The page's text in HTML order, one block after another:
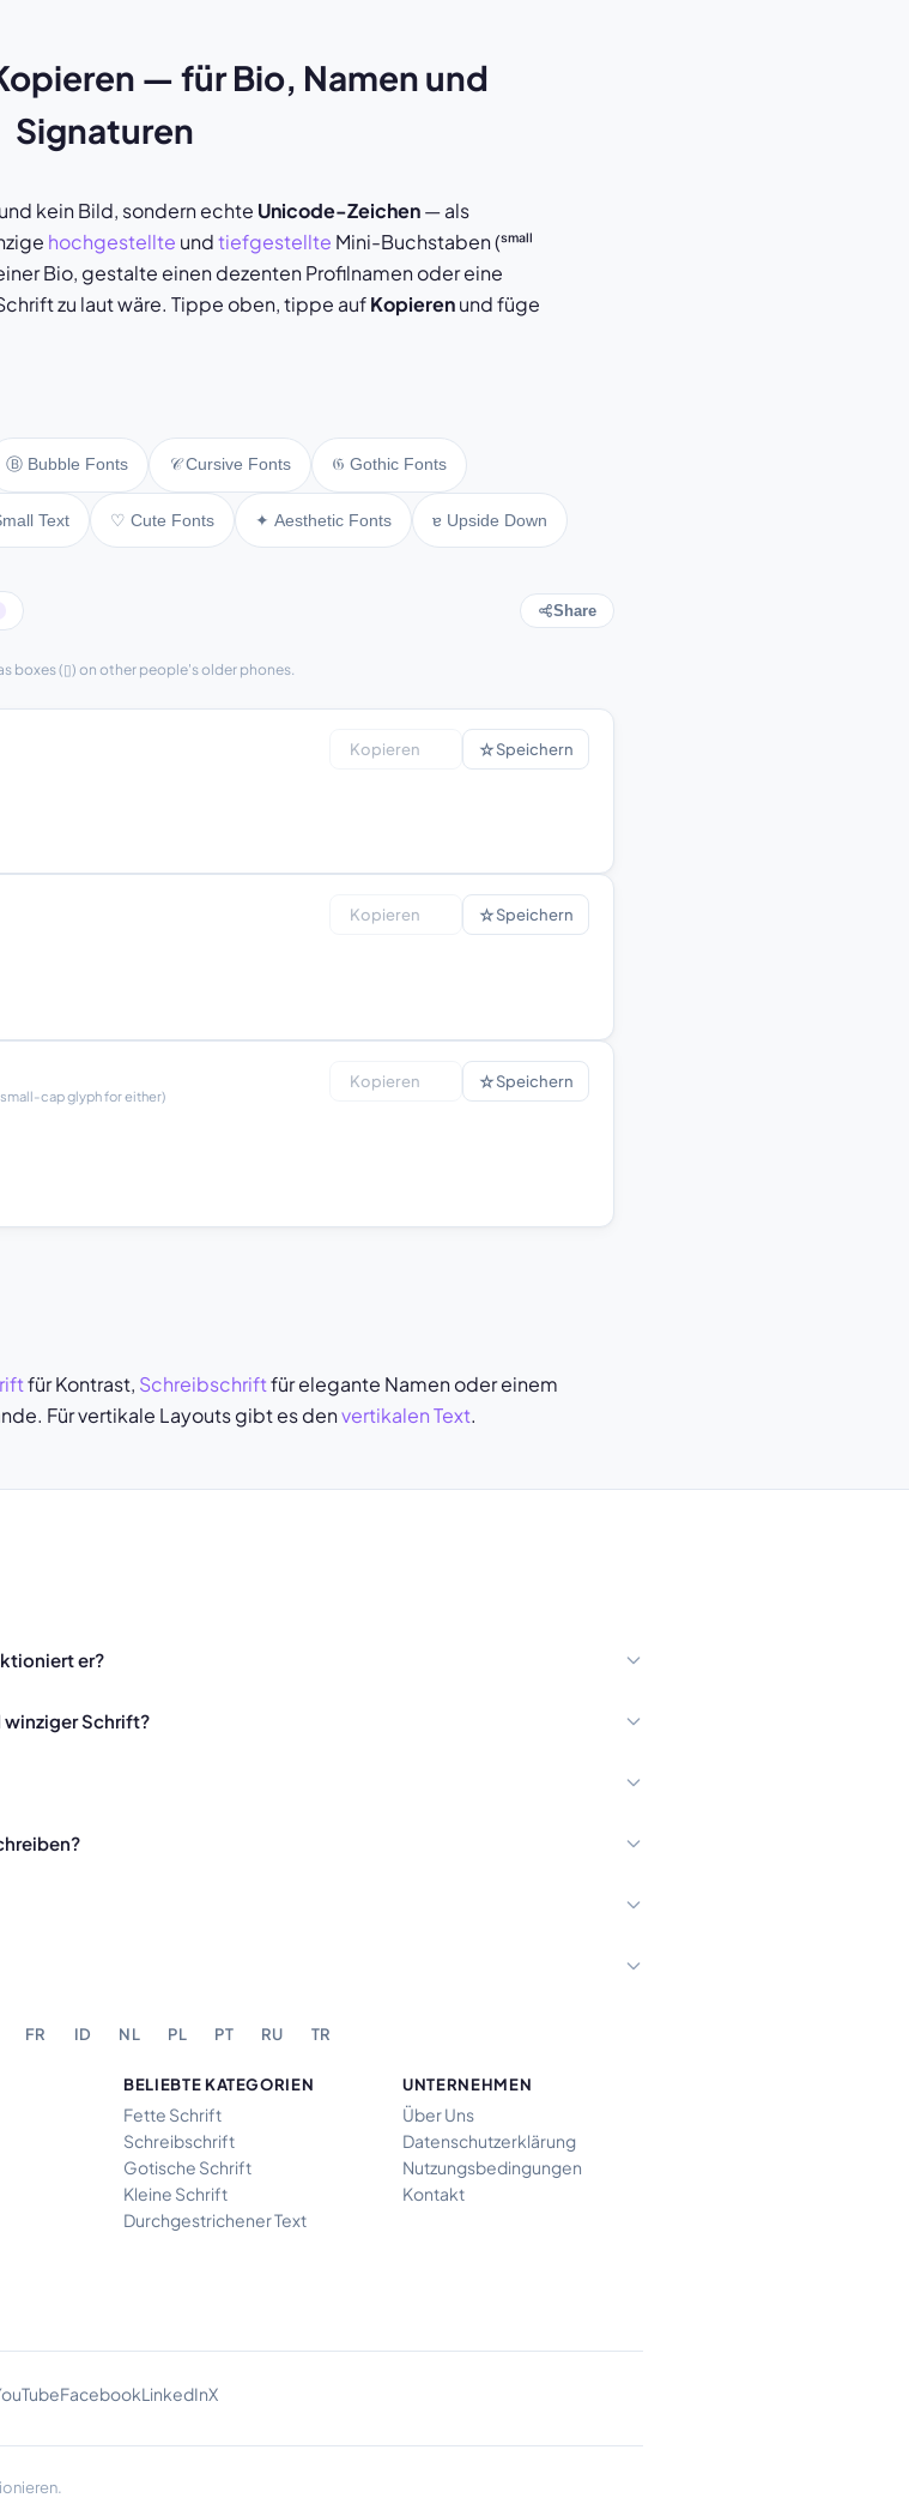
— für Bio, Namen und
Signaturen
kein Bild, sondern echte Unicode-Zeichen— als
hochgestellte undtiefgestellte Mini-Buchstaben (ˢᵐᵃˡˡ
Bio, gestalte einen dezenten Profilnamen oder eine
zu laut wäre. Tippe oben, tippe aufKopierenund füge
Ⓑ Bubble Fonts 𝒞 Cursive Fonts 𝔊 Gothic Fonts
Text ♡ Cute Fonts ✦ Aesthetic Fonts ɐ Upside Down
Share
boxes (▯) on other people's older phones.
Kopieren ☆Speichern
Kopieren ☆Speichern
small-cap glyph for either)
Kopieren ☆Speichern
für Kontrast, Schreibschriftfür elegante Namen oder einem
Für vertikale Layouts gibt es denvertikalen Text.
er?
winziger Schrift?
FR ID NL PL PT RU TR
BELIEBTE KATEGORIEN
Fette Schrift
Schreibschrift
Gotische Schrift
Kleine Schrift
Durchgestrichener Text
UNTERNEHMEN
Über Uns
Datenschutzerklärung
Nutzungsbedingungen
Kontakt
FacebookLinkedInX